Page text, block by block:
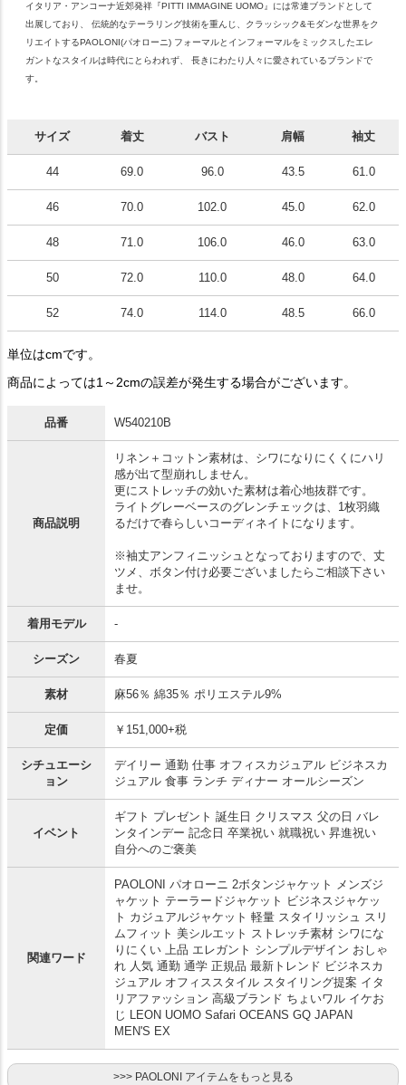
イタリア・アンコーナ近郊発祥『PITTI IMMAGINE UOMO』には常連ブランドとして
出展しており、 伝統的なテーラリング技術を重んじ、クラッシック&モダンな世界をク
リエイトするPAOLONI(パオローニ) フォーマルとインフォーマルをミックスしたエレ
ガントなスタイルは時代にとらわれず、 長きにわたり人々に愛されているブランドで
す。
サイズ 着丈 バスト 肩幅 袖丈
44 69.0 96.0 43.5 61.0
46 70.0 102.0 45.0 62.0
48 71.0 106.0 46.0 63.0
50 72.0 110.0 48.0 64.0
52 74.0 114.0 48.5 66.0
単位はcmです。
商品によっては1～2cmの誤差が発生する場合がございます。
品番 W540210B
商品説明
リネン＋コットン素材は、シワになりにくくにハリ
感が出て型崩れしません。
更にストレッチの効いた素材は着心地抜群です。
ライトグレーベースのグレンチェックは、1枚羽織
るだけで春らしいコーディネイトになります。
※袖丈アンフィニッシュとなっておりますので、丈
ツメ、ボタン付け必要ございましたらご相談下さい
ませ。
着用モデル -
シーズン 春夏
素材 麻56％ 綿35％ ポリエステル9%
定価 ￥151,000+税
シチュエーシ
ョン
デイリー 通勤 仕事 オフィスカジュアル ビジネスカ
ジュアル 食事 ランチ ディナー オールシーズン
イベント
ギフト プレゼント 誕生日 クリスマス 父の日 バレ
ンタインデー 記念日 卒業祝い 就職祝い 昇進祝い
自分へのご褒美
関連ワード
PAOLONI パオローニ 2ボタンジャケット メンズジ
ャケット テーラードジャケット ビジネスジャケッ
ト カジュアルジャケット 軽量 スタイリッシュ スリ
ムフィット 美シルエット ストレッチ素材 シワにな
りにくい 上品 エレガント シンプルデザイン おしゃ
れ 人気 通勤 通学 正規品 最新トレンド ビジネスカ
ジュアル オフィススタイル スタイリング提案 イタ
リアファッション 高級ブランド ちょいワル イケお
じ LEON UOMO Safari OCEANS GQ JAPAN
MEN'S EX
>>> PAOLONI アイテムをもっと見る